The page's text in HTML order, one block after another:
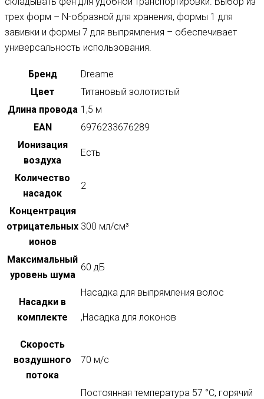
трех форм – N-образной для хранения, формы 1 для
завивки и формы 7 для выпрямления – обеспечивает
универсальность использования.
Бренд
Dreame
Цвет
Титановый золотистый
Длина провода 1,5 м
EAN
6976233676289
Ионизация
воздуха
Есть
Количество
насадок
2
Концентрация
отрицательных
ионов
300 мл/см³
Максимальный
уровень шума
60 дБ
Насадки в
комплекте
Насадка для выпрямления волос
,Насадка для локонов
Скорость
воздушного
потока
70 м/с
Постоянная температура 57 °C, горячий